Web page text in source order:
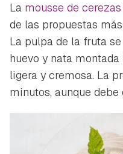
La mousse de cerezas
de las propuestas
La pulpa de la fruta
huevo y nata
ligera y cremosa. La
minutos, aunque